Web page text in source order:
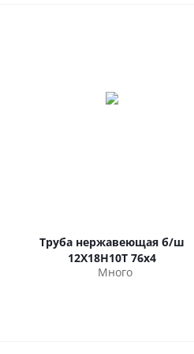
Труба нержавеющая б/ш
12Х18Н10Т 76х4
Много